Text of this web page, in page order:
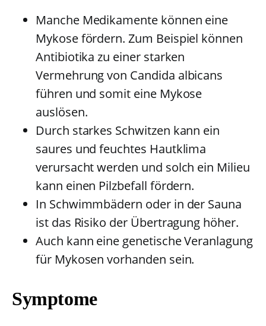
Manche Medikamente können eine
Mykose fördern. Zum Beispiel können
Antibiotika zu einer starken
Vermehrung von Candida albicans
führen und somit eine Mykose
auslösen.
Durch starkes Schwitzen kann ein
saures und feuchtes Hautklima
verursacht werden und solch ein Milieu
kann einen Pilzbefall fördern.
In Schwimmbädern oder in der Sauna
ist das Risiko der Übertragung höher.
Auch kann eine genetische Veranlagung
für Mykosen vorhanden sein.
Symptome